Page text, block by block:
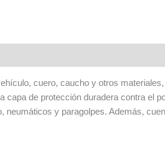
cuero, caucho y otros
capa de protección duradera contra el
neumáticos y paragolpes. Además,